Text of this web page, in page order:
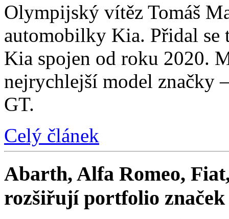
Olympijský vítěz Tomáš
automobilky Kia. Přidal se
Kia spojen od roku 2020.
nejrychlejší model značky
GT.
Celý článek
Abarth, Alfa Romeo,
rozšiřují portfolio